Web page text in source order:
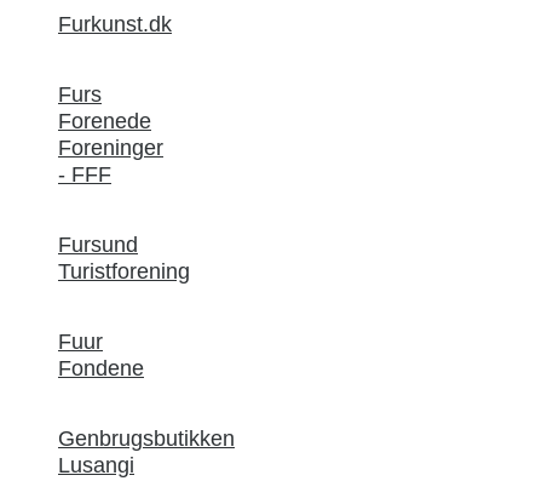
Furkunst.dk
Furs
Forenede
Foreninger
- FFF
Fursund
Turistforening
Fuur
Fondene
Genbrugsbutikken
Lusangi